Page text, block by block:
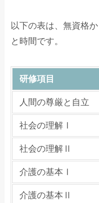
以下の表は、無資格
と時間です。
研修項目
人間の尊厳と自立
社会の理解Ⅰ
社会の理解Ⅱ
介護の基本Ⅰ
介護の基本Ⅱ